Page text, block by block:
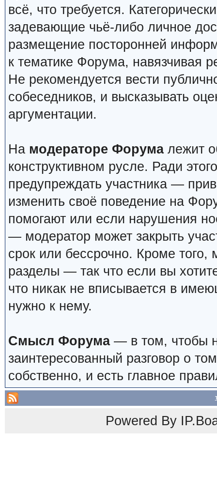
всё, что требуется.
задевающие чьё-либо личное
размещение посторонней
к тематике Форума, навязчивая
Не рекомендуется вести
собеседников, и высказывать
аргументации.
На модераторе Форумалежит
конструктивном русле. Ради
предупреждать участника —
изменить своё поведение на
помогают или если нарушения
— модератор может закрыть
срок или бессрочно. Кроме
разделы — так что если вы
что никак не вписывается в
нужно к нему.
Смысл Форума— в том, чтобы
заинтересованный разговор о
собственно, и есть главное
Powered By